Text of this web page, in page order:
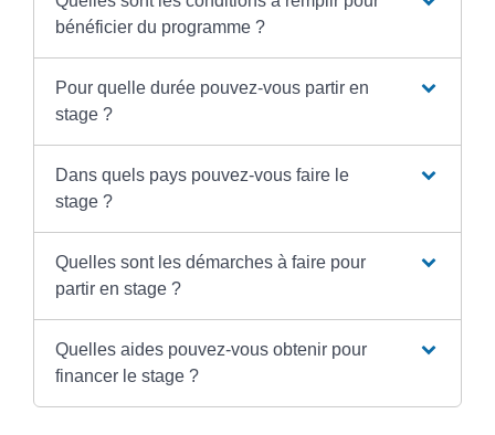
bénéficier du programme ?
Pour quelle durée pouvez-vous partir en
stage ?
Dans quels pays pouvez-vous faire le
stage ?
Quelles sont les démarches à faire pour
partir en stage ?
Quelles aides pouvez-vous obtenir pour
financer le stage ?